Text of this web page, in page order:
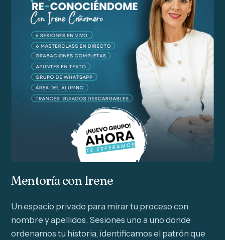
Mentoría con Irene
Un espacio privado para mirar tu proceso con
nombre y apellidos. Sesiones uno a uno donde
ordenamos tu historia, identificamos el patrón que